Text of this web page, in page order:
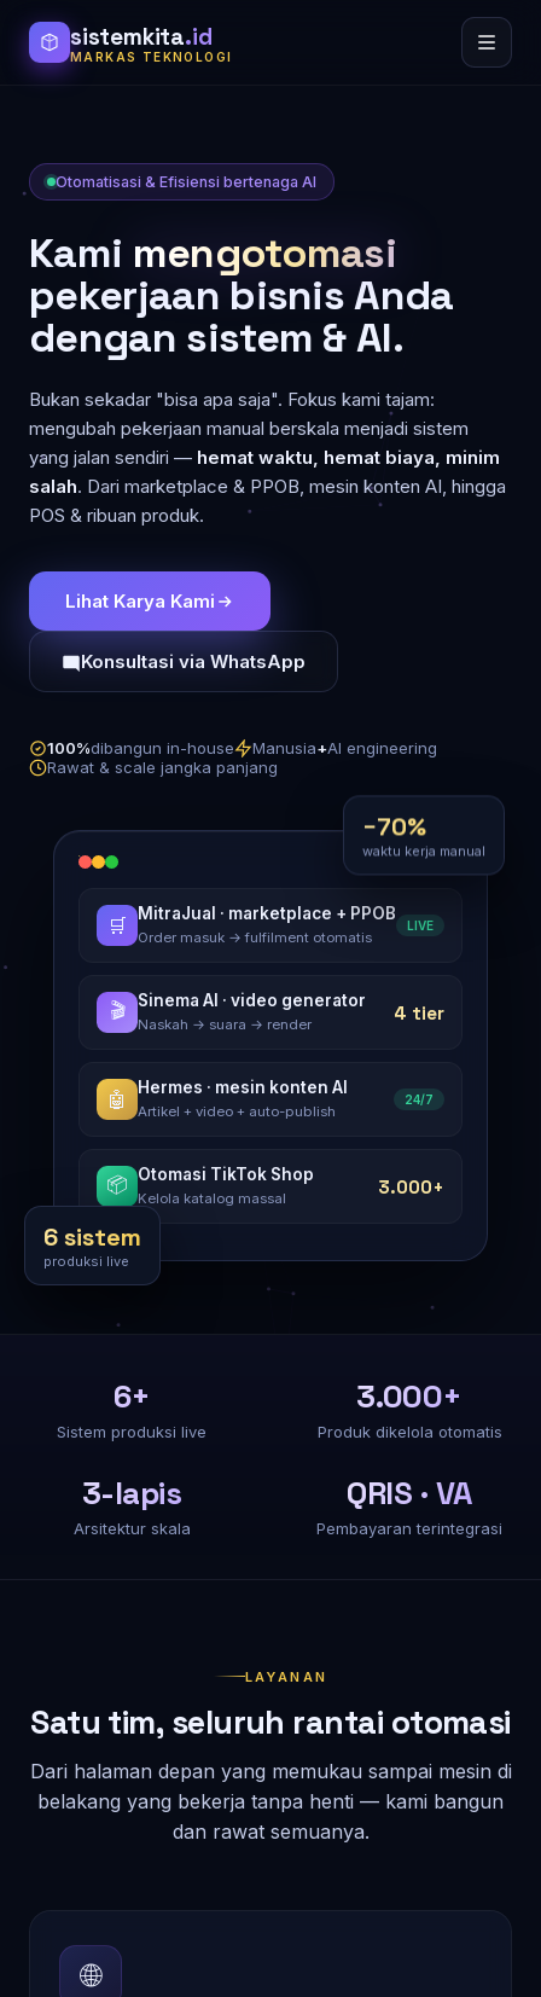
sistemkita.id
MARKAS TEKNOLOGI
Otomatisasi & Efisiensi bertenaga AI
Kami mengotomasi
pekerjaan bisnis Anda
dengan sistem & AI.
Bukan sekadar "bisa apa saja". Fokus kami tajam:
mengubah pekerjaan manual berskala menjadi sistem
yang jalan sendiri — hemat waktu, hemat biaya, minim
salah. Dari marketplace & PPOB, mesin konten AI, hingga
POS & ribuan produk.
Lihat Karya Kami
Konsultasi via WhatsApp
100%dibangun in-house Manusia+AI engineering
Rawat & scale jangka panjang
🛒 MitraJual · marketplace + PPOB
Order masuk → fulfilment otomatis
LIVE
🎬 Sinema AI · video generator
Naskah → suara → render
4 tier
🤖 Hermes · mesin konten AI
Artikel + video + auto-publish
24/7
📦 Otomasi TikTok Shop
Kelola katalog massal
3.000+
−70%
waktu kerja manual
6 sistem
6+
Sistem produksi live
3.000+
Produk dikelola otomatis
3-lapis
Arsitektur skala
QRIS · VA
Pembayaran terintegrasi
LAYANAN
Satu tim, seluruh rantai otomasi
Dari halaman depan yang memukau sampai mesin di
belakang yang bekerja tanpa henti — kami bangun
dan rawat semuanya.
🌐